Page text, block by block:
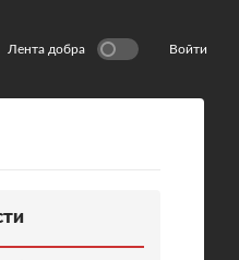
Лента добра Войти